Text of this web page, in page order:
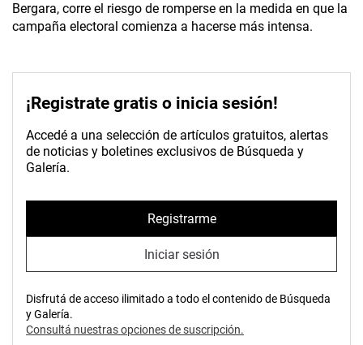
Bergara, corre el riesgo de romperse en la medida en que la
campaña electoral comienza a hacerse más intensa.
¡Registrate gratis o inicia sesión!
Accedé a una selección de artículos gratuitos, alertas
de noticias y boletines exclusivos de Búsqueda y
Galería.
Registrarme
Iniciar sesión
Disfrutá de acceso ilimitado a todo el contenido de Búsqueda
y Galería.
Consultá nuestras opciones de suscripción.